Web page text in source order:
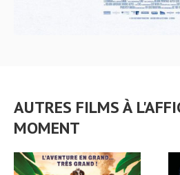
AUTRES FILMS À
MOMENT